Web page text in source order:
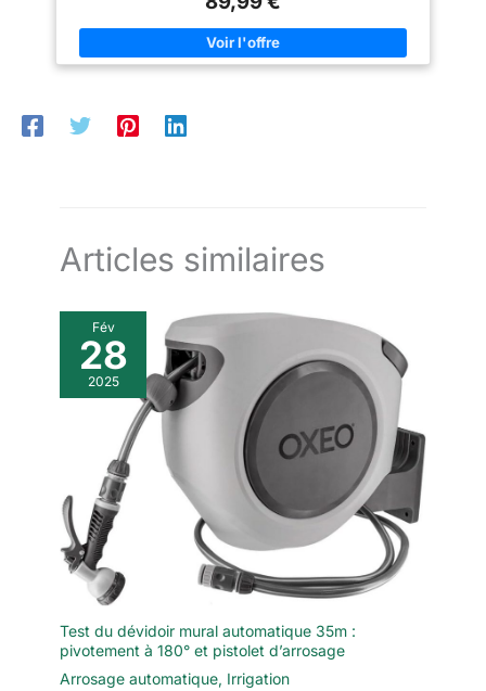
l'arrosage du jardin, l'entretien
voiture, le bain des animaux et
Articles similaires
Fév
28
2025
Test du dévidoir mural automatique 35m :
pivotement à 180° et pistolet d’arrosage
Arrosage automatique, Irrigation